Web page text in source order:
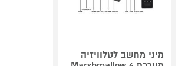
מיני מחשב לטלוויזיה